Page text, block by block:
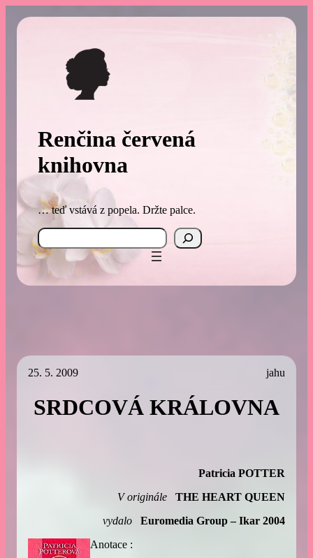
Renčina červená
knihovna
… teď vstává z popela. Držte palce.
Search
25. 5. 2009 jahu
SRDCOVÁ KRÁLOVNA
Patricia POTTER
V originále THE HEART QUEEN
vydalo Euromedia Group – Ikar 2004
Anotace :